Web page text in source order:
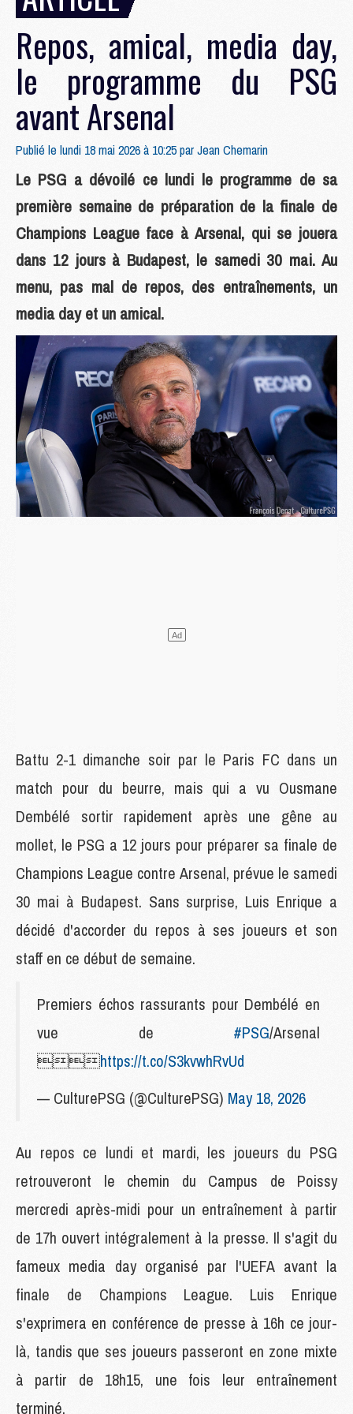
Repos, amical, media day,
le programme du PSG
avant Arsenal
Publié le lundi 18 mai 2026 à 10:25 parJean Chemarin
Le PSG a dévoilé ce lundi le programme de sa
première semaine de préparation de la finale de
Champions League face à Arsenal, qui se jouera
dans 12 jours à Budapest, le samedi 30 mai. Au
menu, pas mal de repos, des entraînements, un
media day et un amical.
Battu 2-1 dimanche soir par le Paris FC dans un
match pour du beurre, mais qui a vu Ousmane
Dembélé sortir rapidement après une gêne au
mollet, le PSG a 12 jours pour préparer sa finale de
Champions League contre Arsenal, prévue le samedi
30 mai à Budapest. Sans surprise, Luis Enrique a
décidé d'accorder du repos à ses joueurs et son
staff en ce début de semaine.
Premiers échos rassurants pour Dembélé en
vue de #PSG/Arsenal
https://t.co/S3kvwhRvUd
— CulturePSG (@CulturePSG) May 18, 2026
Au repos ce lundi et mardi, les joueurs du PSG
retrouveront le chemin du Campus de Poissy
mercredi après-midi pour un entraînement à partir
de 17h ouvert intégralement à la presse. Il s'agit du
fameux media day organisé par l'UEFA avant la
finale de Champions League. Luis Enrique
s'exprimera en conférence de presse à 16h ce jour-
là, tandis que ses joueurs passeront en zone mixte
à partir de 18h15, une fois leur entraînement
terminé.